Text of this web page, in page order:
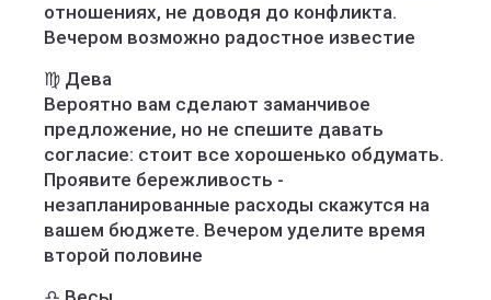
отношениях, не доводя до конфликта.
Вечером возможно радостное известие
♍️ Дева
Вероятно вам сделают заманчивое
предложение, но не спешите давать
согласие: стоит все хорошенько обдумать.
Проявите бережливость -
незапланированные расходы скажутся на
вашем бюджете. Вечером уделите время
второй половине